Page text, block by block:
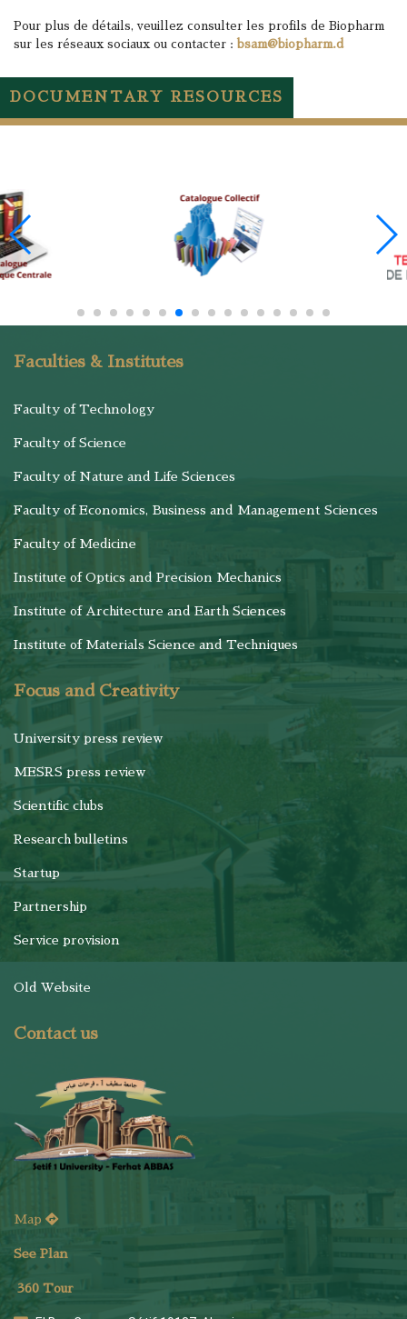
Pour plus de détails, veuillez consulter les profils de Biopharm
sur les réseaux sociaux ou contacter : bsam@biopharm.d
DOCUMENTARY RESOURCES
Faculties & Institutes
Faculty of Technology
Faculty of Science
Faculty of Nature and Life Sciences
Faculty of Economics, Business and Management Sciences
Faculty of Medicine
Institute of Optics and Precision Mechanics
Institute of Architecture and Earth Sciences
Institute of Materials Science and Techniques
Focus and Creativity
University press review
MESRS press review
Scientific clubs
Research bulletins
Startup
Partnership
Service provision
Old Website
Contact us
Map
See Plan
360 Tour